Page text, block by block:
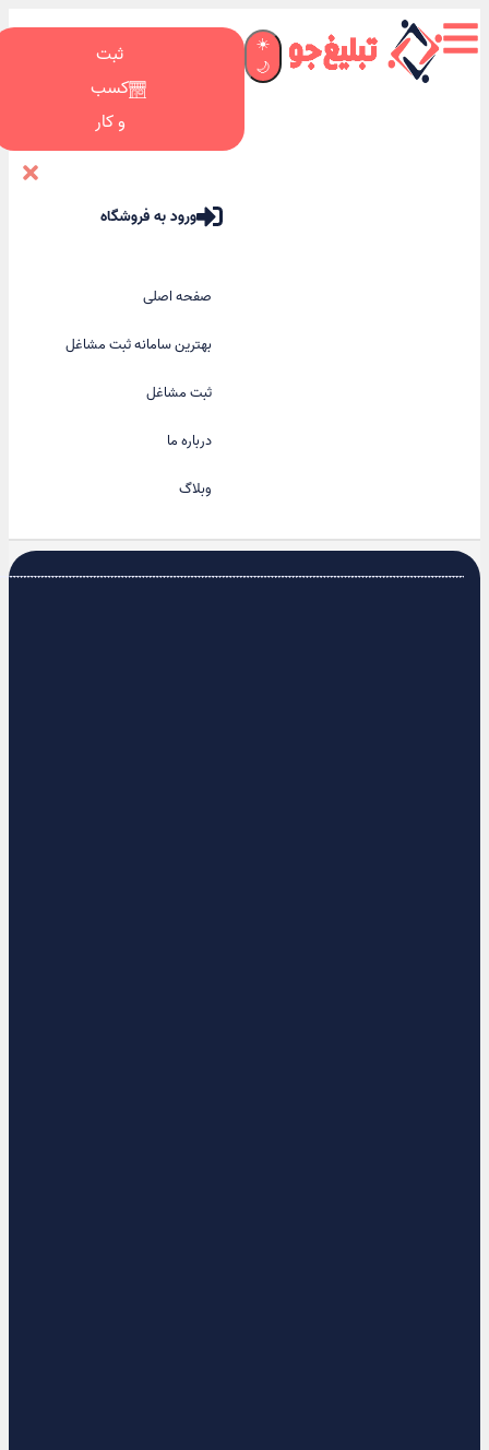
☀️
🌙
ثبت
کسب
و کار
ورود به فروشگاه
صفحه اصلی
بهترین سامانه ثبت مشاغل
ثبت مشاغل
درباره ما
وبلاگ